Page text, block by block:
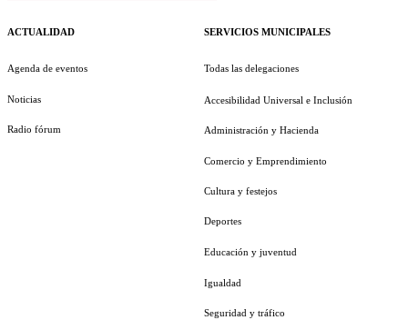
ACTUALIDAD
Agenda de eventos
Noticias
Radio fórum
SERVICIOS MUNICIPALES
Todas las delegaciones
Accesibilidad Universal e Inclusión
Administración y Hacienda
Comercio y Emprendimiento
Cultura y festejos
Deportes
Educación y juventud
Igualdad
Seguridad y tráfico